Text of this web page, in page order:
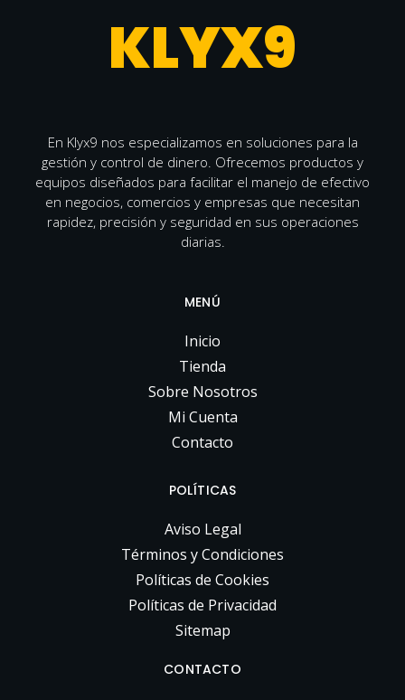
KLYX9
En Klyx9 nos especializamos en soluciones para la
gestión y control de dinero. Ofrecemos productos y
equipos diseñados para facilitar el manejo de efectivo
en negocios, comercios y empresas que necesitan
rapidez, precisión y seguridad en sus operaciones
diarias.
MENÚ
Inicio
Tienda
Sobre Nosotros
Mi Cuenta
Contacto
POLÍTICAS
Aviso Legal
Términos y Condiciones
Políticas de Cookies
Políticas de Privacidad
Sitemap
CONTACTO